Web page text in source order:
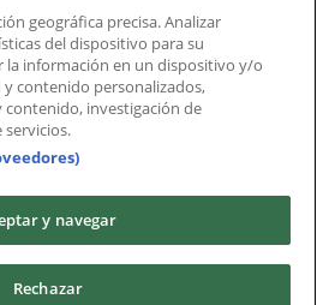
· Shopfully Marketing S.L.U. –
geográfica precisa. Analizar
del dispositivo para su
la información en un dispositivo y/o
y contenido personalizados,
investigación de
servicios.
y navegar
Rechazar